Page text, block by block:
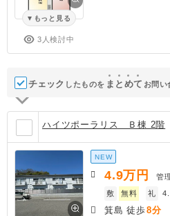
もっと見る
3人検討中
チェック したものを ま と めて お問い
ハイツポーラリス Ｂ棟 2階
NEW
4.9万円 管
敷
無料 礼
箕島 徒歩8分